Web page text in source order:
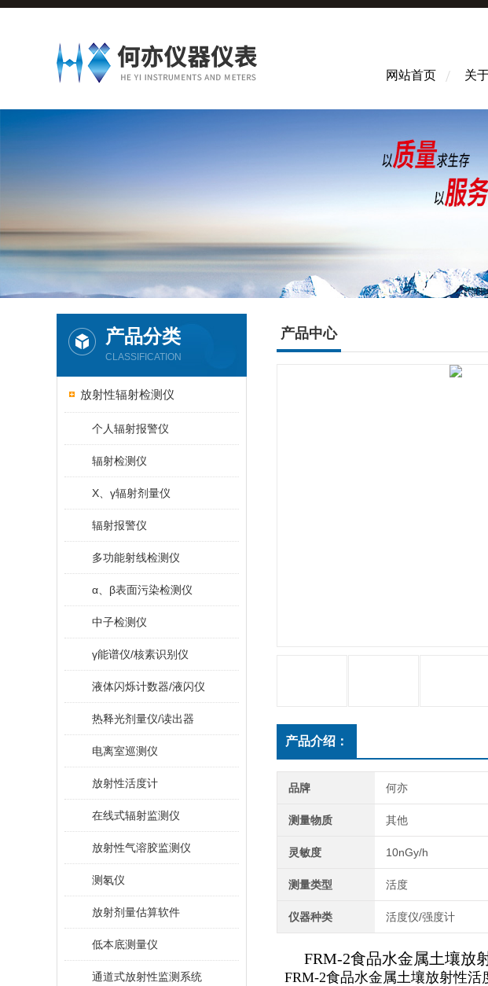
网站首页 关
产品分类
CLASSIFICATION
放射性辐射检测仪
个人辐射报警仪
辐射检测仪
X、γ辐射剂量仪
辐射报警仪
多功能射线检测仪
α、β表面污染检测仪
中子检测仪
γ能谱仪/核素识别仪
液体闪烁计数器/液闪仪
热释光剂量仪/读出器
电离室巡测仪
放射性活度计
在线式辐射监测仪
放射性气溶胶监测仪
测氡仪
放射剂量估算软件
低本底测量仪
通道式放射性监测系统
产品中心
产品介绍：
品牌 何亦
测量物质 其他
灵敏度 10nGy/h
测量类型 活度
仪器种类 活度仪/强度计
FRM-2食品水金属土壤放
FRM-2食品水金属土壤放射性活